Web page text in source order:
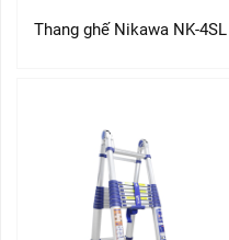
Thang ghế Nikawa NK-4SL